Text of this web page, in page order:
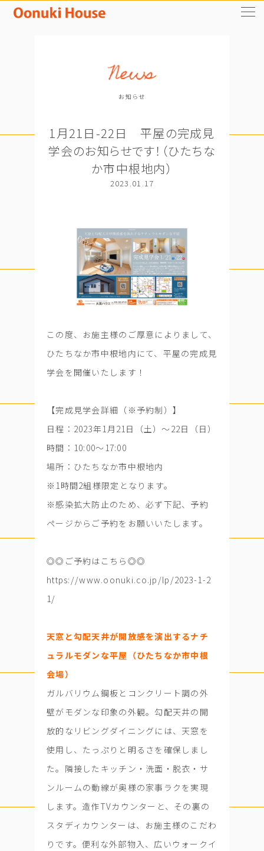
お知らせ
1月21日-22日 平屋の完成見
学会のお知らせです！（ひたちな
か市中根地内）
2023.01.17
この度、お施主様のご厚意によりまして、
ひたちなか市中根地内にて、平屋の完成見
学会を開催いたします！
【完成見学会詳細（※予約制）】
日程：2023年1月21日（土）～22日（日）
時間：10:00～17:00
場所：ひたちなか市中根地内
※1時間2組様限定となります。
※感染拡大防止のため、必ず下記、予約
ページからご予約をお願いいたします。
◎◎ご予約はこちら◎◎
https://www.oonuki.co.jp/lp/2023-1-2
1/
天窓と勾配天井が開放感を演出するナチ
ュラルモダンな平屋（ひたちなか市中根
会場）
ガルバリウム鋼板とコンクリート調の外
壁がモダンな印象の外観。勾配天井の開
放的なリビングダイニングには、天窓を
使用し、たっぷりと明るさを確保しまし
た。隣接したキッチン・洗面・脱衣・サ
ンルームの動線が奥様の家事ラクを実現
します。造作TVカウンターと、その裏の
スタディカウンターは、お施主様のこだわ
りです。便利な外部物入、広いウォークイ